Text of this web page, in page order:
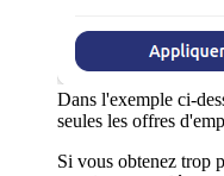
Dans l'exemple ci-
seules les offres
Si vous obtenez trop